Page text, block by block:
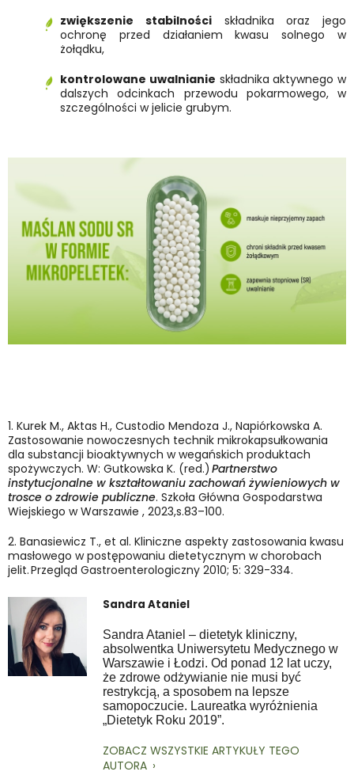
zwiększenie stabilnościskładnika oraz jego
ochronę przed działaniem kwasu solnego w
żołądku,
kontrolowane uwalnianie składnika aktywnego w
dalszych odcinkach przewodu pokarmowego, w
szczególności w jelicie grubym.
1. Kurek M., Aktas H., Custodio Mendoza J., Napiórkowska A.
Zastosowanie nowoczesnych technik mikrokapsułkowania
dla substancji bioaktywnych w wegańskich produktach
spożywczych. W: Gutkowska K. (red.) Partnerstwo
instytucjonalne w kształtowaniu zachowań żywieniowych w
trosce o zdrowie publiczne. Szkoła Główna Gospodarstwa
Wiejskiego w Warszawie , 2023,s.83–100.
2. Banasiewicz T., et al. Kliniczne aspekty zastosowania kwasu
masłowego w postępowaniu dietetycznym w chorobach
jelit. Przegląd Gastroenterologiczny 2010; 5: 329-334.
Sandra Ataniel
Sandra Ataniel – dietetyk kliniczny,
absolwentka Uniwersytetu Medycznego w
Warszawie i Łodzi. Od ponad 12 lat uczy,
że zdrowe odżywianie nie musi być
restrykcją, a sposobem na lepsze
samopoczucie. Laureatka wyróżnienia
„Dietetyk Roku 2019”.
ZOBACZ WSZYSTKIE ARTYKUŁY TEGO
AUTORA